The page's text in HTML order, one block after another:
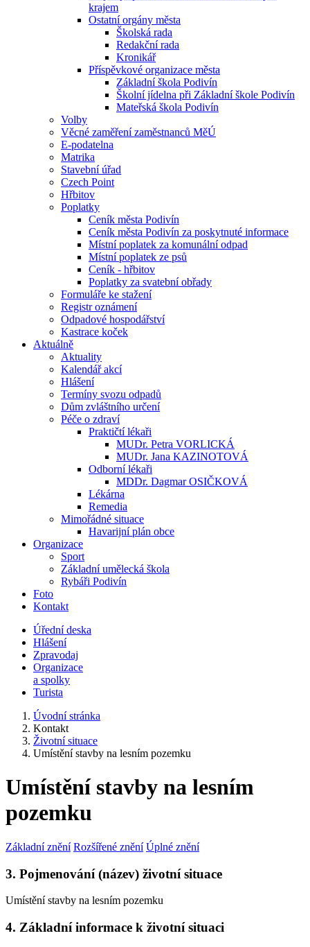
krajem
Ostatní orgány města
Školská rada
Redakční rada
Kronikář
Příspěvkové organizace města
Základní škola Podivín
Školní jídelna při Základní škole Podivín
Mateřská škola Podivín
Volby
Věcné zaměření zaměstnanců MěÚ
E-podatelna
Matrika
Stavební úřad
Czech Point
Hřbitov
Poplatky
Ceník města Podivín
Ceník města Podivín za poskytnuté informace
Místní poplatek za komunální odpad
Místní poplatek ze psů
Ceník - hřbitov
Poplatky za svatební obřady
Formuláře ke stažení
Registr oznámení
Odpadové hospodářství
Kastrace koček
Aktuálně
Aktuality
Kalendář akcí
Hlášení
Termíny svozu odpadů
Dům zvláštního určení
Péče o zdraví
Praktičtí lékaři
MUDr. Petra VORLICKÁ
MUDr. Jana KAZINOTOVÁ
Odborní lékaři
MDDr. Dagmar OSIČKOVÁ
Lékárna
Remedia
Mimořádné situace
Havarijní plán obce
Organizace
Sport
Základní umělecká škola
Rybáři Podivín
Foto
Kontakt
Úřední deska
Hlášení
Zpravodaj
Organizace
a spolky
Turista
Úvodní stránka
Kontakt
Životní situace
Umístění stavby na lesním pozemku
Umístění stavby na lesním
pozemku
Základní znění Rozšířené znění Úplné znění
3. Pojmenování (název) životní situace
Umístění stavby na lesním pozemku
4. Základní informace k životní situaci